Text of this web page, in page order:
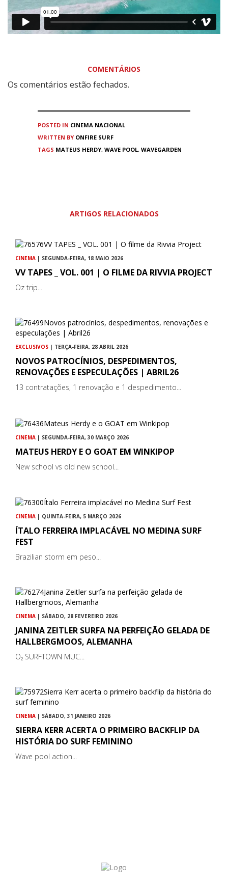
COMENTÁRIOS
Os comentários estão fechados.
POSTED IN CINEMA NACIONAL
WRITTEN BY ONFIRE SURF
TAGS MATEUS HERDY, WAVE POOL, WAVEGARDEN
ARTIGOS RELACIONADOS
CINEMA | SEGUNDA-FEIRA, 18 MAIO 2026
VV TAPES _ VOL. 001 | O FILME DA RIVVIA PROJECT
Oz trip...
EXCLUSIVOS | TERÇA-FEIRA, 28 ABRIL 2026
NOVOS PATROCÍNIOS, DESPEDIMENTOS,
RENOVAÇÕES E ESPECULAÇÕES | ABRIL26
13 contratações, 1 renovação e 1 despedimento...
CINEMA | SEGUNDA-FEIRA, 30 MARÇO 2026
MATEUS HERDY E O GOAT EM WINKIPOP
New school vs old new school...
CINEMA | QUINTA-FEIRA, 5 MARÇO 2026
ÍTALO FERREIRA IMPLACÁVEL NO MEDINA SURF
FEST
Brazilian storm em peso...
CINEMA | SÁBADO, 28 FEVEREIRO 2026
JANINA ZEITLER SURFA NA PERFEIÇÃO GELADA DE
HALLBERGMOOS, ALEMANHA
O₂ SURFTOWN MUC...
CINEMA | SÁBADO, 31 JANEIRO 2026
SIERRA KERR ACERTA O PRIMEIRO BACKFLIP DA
HISTÓRIA DO SURF FEMININO
Wave pool action...